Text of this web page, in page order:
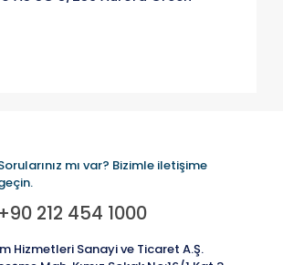
mı var? Bizimle iletişime
+90 212 454 1000
Hizmetleri Sanayi ve Ticaret A.Ş.